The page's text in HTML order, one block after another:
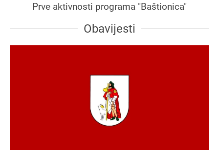
Prve aktivnosti programa "Baštionica"
Obavijesti